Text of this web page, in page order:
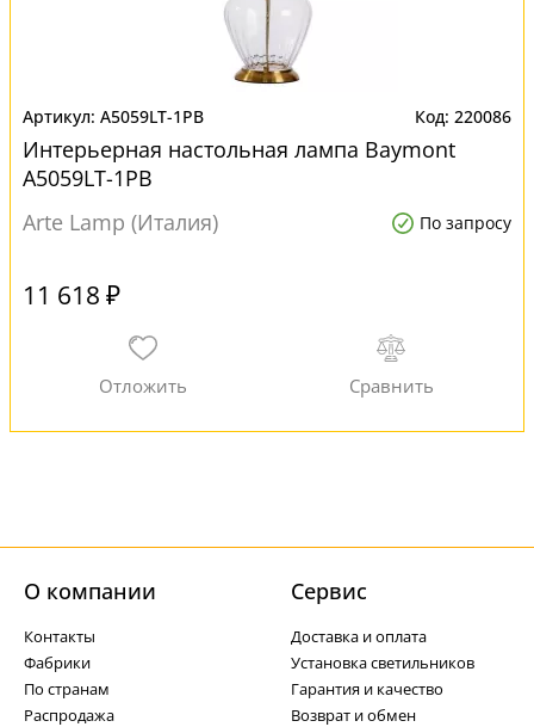
A5059LT-1PB 220086
Интерьерная настольная лампа Baymont
A5059LT-1PB
Arte Lamp (Италия)
По запросу
11 618 ₽
О компании
Контакты
Фабрики
По странам
Распродажа
Cервис
Доставка и оплата
Установка светильников
Гарантия и качество
Возврат и обмен